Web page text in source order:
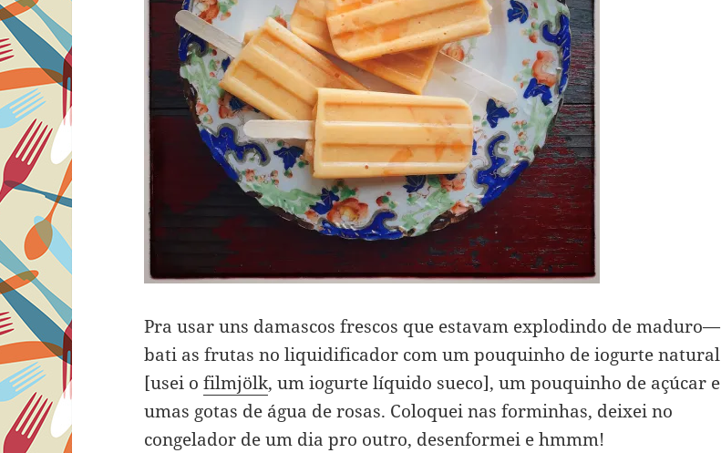
Pra usar uns damascos frescos que estavam explodindo de maduro—
bati as frutas no liquidificador com um pouquinho de iogurte natural
[usei ofilmjölk, um iogurte líquido sueco], um pouquinho de açúcar e
umas gotas de água de rosas. Coloquei nas forminhas, deixei no
congelador de um dia pro outro, desenformei e hmmm!